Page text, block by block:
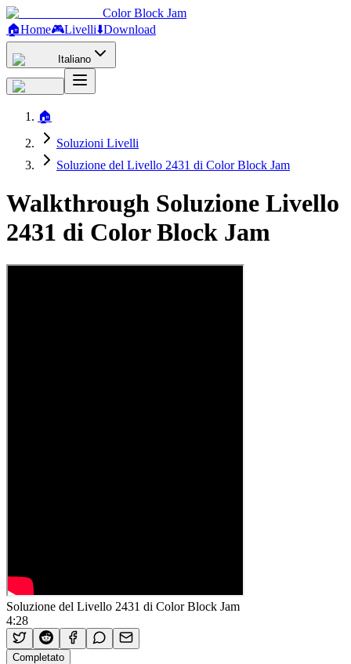
Color Block Jam
🏠Home🎮Livelli⬇️Download
Italiano
🏠
Soluzioni Livelli
Soluzione del Livello 2431 di Color Block Jam
Walkthrough Soluzione Livello
2431 di Color Block Jam
Soluzione del Livello 2431 di Color Block Jam
4:28
Completato